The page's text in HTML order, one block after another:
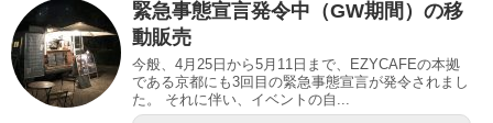
緊急事態宣言発令中（GW期間）の移
動販売
今般、4月25日から5月11日まで、EZYCAFEの本拠
である京都にも3回目の緊急事態宣言が発令されまし
た。 それに伴い、イベントの自...